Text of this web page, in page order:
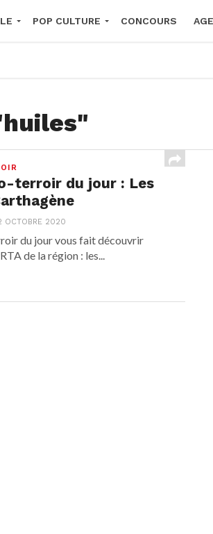
POP CULTURE CONCOURS
terroir du jour : Les
OCTOBRE 2020
du jour vous fait découvrir
de la région : les...